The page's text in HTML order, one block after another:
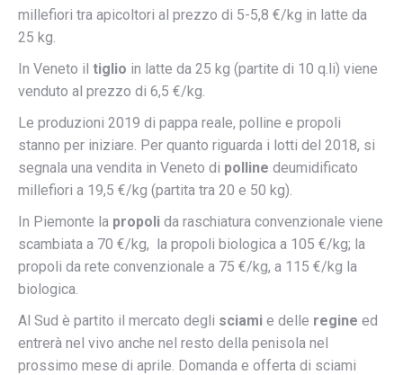
millefiori tra apicoltori al prezzo di 5-5,8 €/kg in latte da
25 kg.
In Veneto il tiglio in latte da 25 kg (partite di 10 q.li) viene
venduto al prezzo di 6,5 €/kg.
Le produzioni 2019 di pappa reale, polline e propoli
stanno per iniziare. Per quanto riguarda i lotti del 2018, si
segnala una vendita in Veneto di polline deumidificato
millefiori a 19,5 €/kg (partita tra 20 e 50 kg).
In Piemonte la propoli da raschiatura convenzionale viene
scambiata a 70 €/kg, la propoli biologica a 105 €/kg; la
propoli da rete convenzionale a 75 €/kg, a 115 €/kg la
biologica.
Al Sud è partito il mercato degli sciami e delle regine ed
entrerà nel vivo anche nel resto della penisola nel
prossimo mese di aprile. Domanda e offerta di sciami